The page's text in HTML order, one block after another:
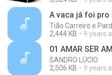
A vaca já foi pro
Tião Carreiro e
2,444 KB
9 years
01 AMAR SER
SANDRO LÚCIO
2,506 KB
9 years